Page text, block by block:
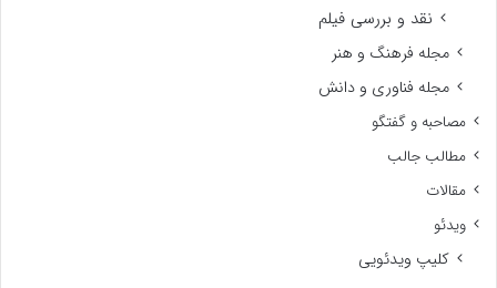
نقد و بررسی فیلم
مجله فرهنگ و هنر
مجله فناوری و دانش
مصاحبه و گفتگو
مطالب جالب
مقالات
ویدئو
کلیپ ویدئویی